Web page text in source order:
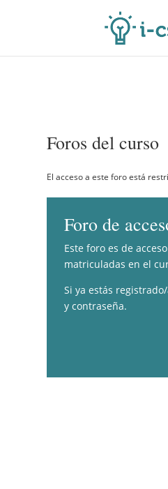
Foros del curso
El acceso a este foro está
Foro de
Este foro es de
matriculadas en el
Si ya estás
y contraseña.